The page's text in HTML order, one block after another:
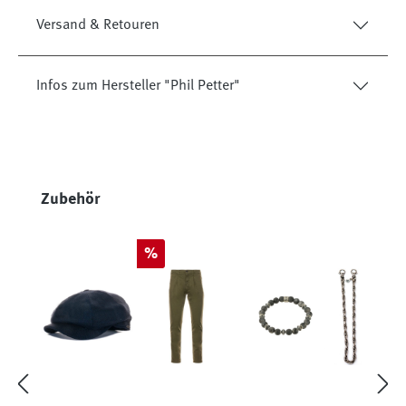
Versand & Retouren
Infos zum Hersteller "Phil Petter"
Produktgalerie überspringen
Zubehör
Rabatt
%